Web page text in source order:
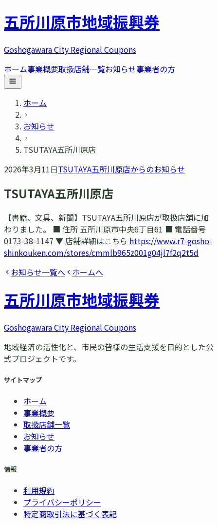
五所川原市地域振興券
Goshogawara City Regional Coupons
ホーム事業概要取扱店舗一覧お知らせ事業者の方
ホーム
お知らせ
TSUTAYA五所川原店
2026年3月11日TSUTAYA五所川原店からのお知らせ
TSUTAYA五所川原店
【書籍、文具、新聞】TSUTAYA五所川原店が取扱店舗に加
わりました。 ■ 住所 五所川原市中央6丁目61 ■ 電話番号
0173-38-1147 ▼ 店舗詳細はこちら https://www.r7-gosho-
shinkouken.com/stores/cmmlb965z001g04jl7f2q2t5d
お知らせ一覧へ
ホームへ
五所川原市地域振興券
Goshogawara City Regional Coupons
地域経済の活性化と、市民の皆様の生活支援を目的とした公
式プロジェクトです。
サイトマップ
ホーム
事業概要
取扱店舗一覧
お知らせ
事業者の方
情報
利用規約
プライバシーポリシー
特定商取引法に基づく表記